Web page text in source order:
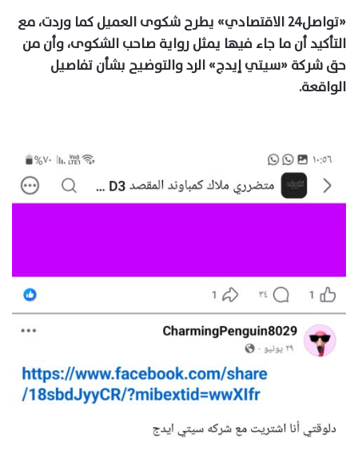
«تواصل٢٤ الاقتصادي» يطرح شكوى العميل كما وردت، مع
التأكيد أن ما جاء فيها يمثل رواية صاحب الشكوى، وأن من
حق شركة «سيتي إيدج» الرد والتوضيح بشأن تفاصيل
الواقعة.